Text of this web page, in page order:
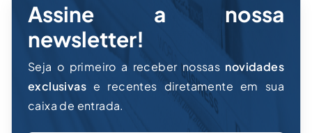
Assine a nossa
newsletter!
Seja o primeiro a receber nossas novidades
exclusivas e recentes diretamente em sua
caixa de entrada.